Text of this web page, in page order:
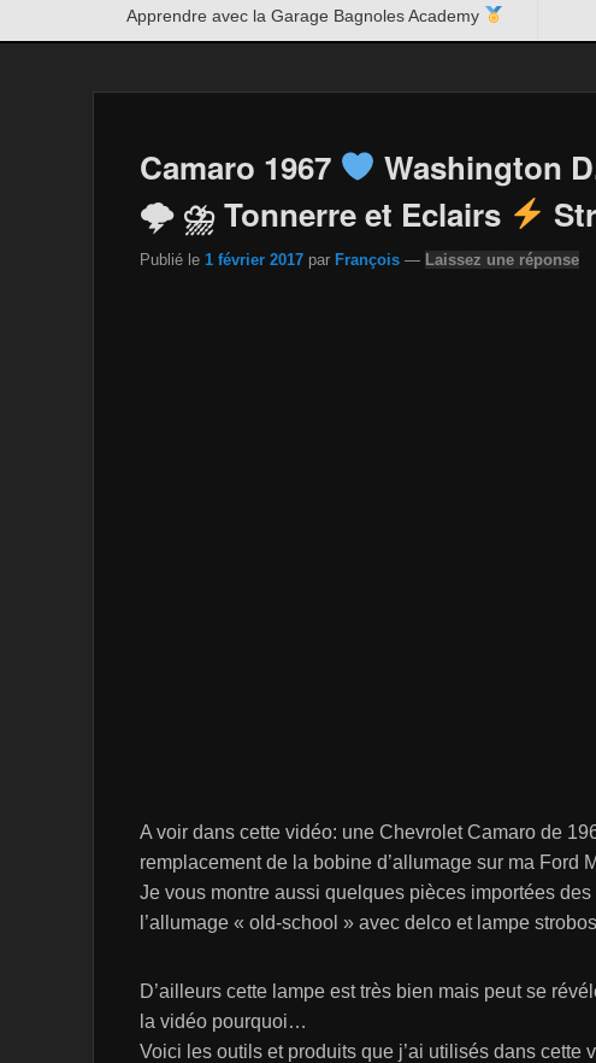
Apprendre avec la Garage Bagnoles Academy
Camaro 1967
Washington
🌩 ⛈ Tonnerre et Eclairs
Publié le 1 février 2017 par François — Laissez une réponse
A voir dans cette vidéo: une Chevrolet Camaro de
remplacement de la bobine d’allumage sur ma Ford
Je vous montre aussi quelques pièces importées
l’allumage « old-school » avec delco et lampe
D’ailleurs cette lampe est très bien mais peut se
la vidéo pourquoi…
Voici les outils et produits que j’ai utilisés dans cette